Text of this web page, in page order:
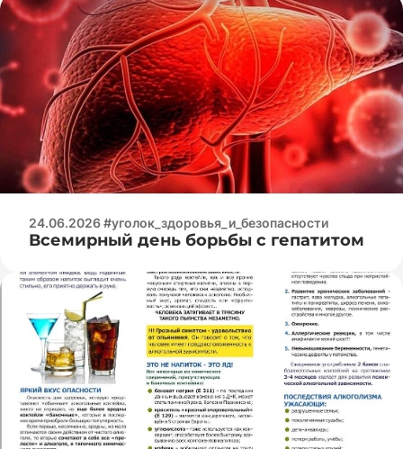
24.06.2026 #уголок_здоровья_и_безопасности
Всемирный день борьбы с гепатитом